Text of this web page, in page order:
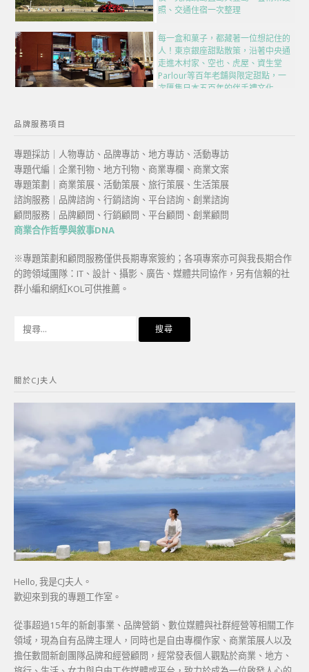
照、交通住宿一次整理
每一盒和菓子，都藏著一位想記住的
人！東京銀座甜點散策，沿著中央通
走進木村家、空也、虎屋、資生堂
Parlour等百年老舖與限定甜點，一
次匯集日本五百年的伴手禮文化
品牌服務項目
專題採訪｜人物專訪、品牌專訪、地方專訪、活動專訪
專題代編｜企業刊物、地方刊物、商業專欄、商業文案
專題策劃｜商業策展、活動策展、旅行策展、生活策展
諮詢服務｜品牌諮詢、行銷諮詢、平台諮詢、創業諮詢
顧問服務｜品牌顧問、行銷顧問、平台顧問、創業顧問
商業合作哲學與敘事DNA
※專題策劃和顧問服務僅供長期專案簽約；各項專案亦可與我長期合作
的跨領域團隊：IT、設計、攝影、廣告、媒體共同協作，另有信賴的社
群小編和網紅KOL可供推薦。
字:
關於CJ夫人
Hello, 我是CJ夫人。
歡迎來到我的專題工作室。
從事超過15年的新創事業、品牌營銷、數位媒體與社群經營等相關工作
領域，現為自有品牌主理人，同時也是自由專欄作家、商業策展人以及
擔任數間新創團隊品牌和經營顧問，經常發表個人觀點於商業、地方、